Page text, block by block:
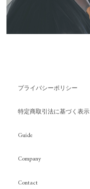
プライバシーポリシー
特定商取引法に基づく表示
Guide
Company
Contact